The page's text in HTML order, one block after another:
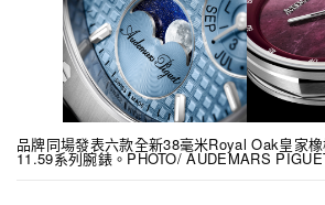
品牌同場發表六款全新38毫米Royal Oak皇家
11.59系列腕錶。PHOTO/ AUDEMARS